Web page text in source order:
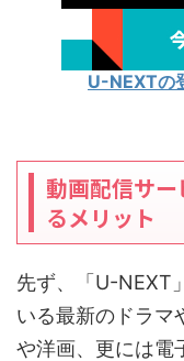
U-NEXTの
動画配信サ
るメリット
先ず、「U-NEXT
いる最新のドラマ
や洋画、更には電